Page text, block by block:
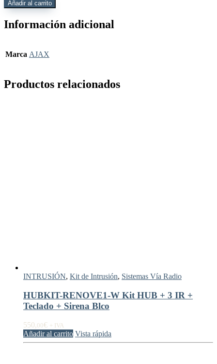
Soporte
HOMESIREN
Añadir al carrito
Información adicional
Marca AJAX
Productos relacionados
INTRUSIÓN, Kit de Intrusión, Sistemas Vía Radio
HUBKIT-RENOVE1-W Kit HUB + 3 IR +
Teclado + Sirena Blco
550,00€ + IVA
Añadir al carrito Vista rápida